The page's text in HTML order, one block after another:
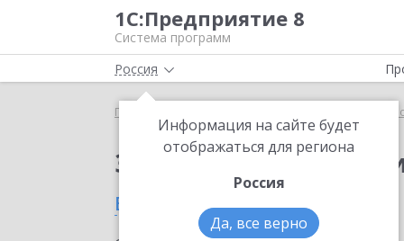
1С:Предприятие 8
Система программ
Россия
Информация на сайте будет
отображаться для региона
Россия
Да, все верно
Главная 1С:Прогнозирование
Заказать
в Павловской